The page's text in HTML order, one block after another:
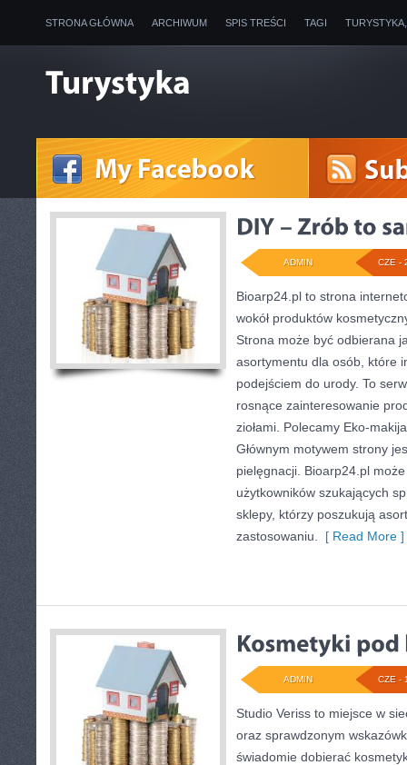
STRONA GŁÓWNA ARCHIWUM SPIS TREŚCI TAGI
CZE -
ADMIN
Bioarp24.pl to strona
wokół produktów
Strona może być odbierana
asortymentu dla osób, które
podejściem do urody. To
rosnące zainteresowanie
ziołami. Polecamy Eko-
Głównym motywem strony
pielęgnacji. Bioarp24.pl
użytkowników szukających
sklepy, którzy poszukują
zastosowaniu.
[ Read More ]
CZE -
ADMIN
Studio Veriss to miejsce w
oraz sprawdzonym
świadomie dobierać